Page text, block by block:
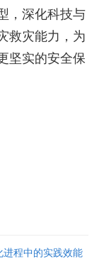
，深化科技与
救灾能力，为
坚实的安全保
进程中的实践效能